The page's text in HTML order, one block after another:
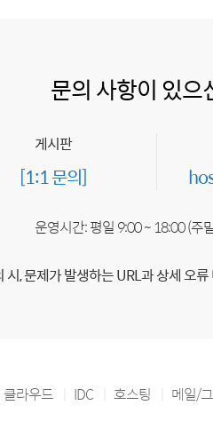
문의 사항이 있으
게시판
[1:1 문의]
운영시간: 평일 9:00 ~ 18:00 (주
, 문제가 발생하는 URL과 상세 오
클라우드 IDC 호스팅 메일/